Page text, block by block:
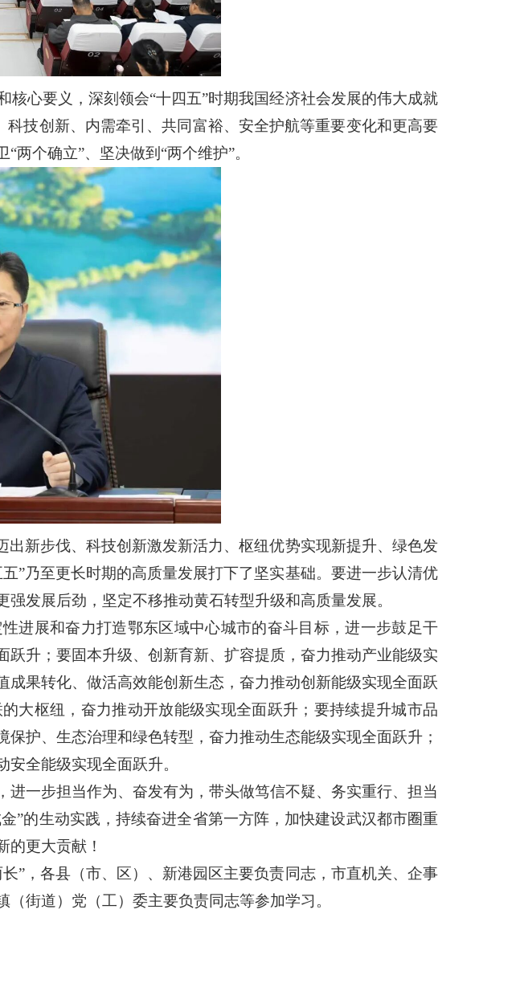
心要义，深刻领会“十四五”时期我国经济社会发展的伟大成就
技创新、内需牵引、共同富裕、安全护航等重要变化和更高要
个确立”、坚决做到“两个维护”。
新步伐、科技创新激发新活力、枢纽优势实现新提升、绿色发
”乃至更长时期的高质量发展打下了坚实基础。要进一步认清优
发展后劲，坚定不移推动黄石转型升级和高质量发展。
进展和奋力打造鄂东区域中心城市的奋斗目标，进一步鼓足干
升；要固本升级、创新育新、扩容提质，奋力推动产业能级实
果转化、做活高效能创新生态，奋力推动创新能级实现全面跃
大枢纽，奋力推动开放能级实现全面跃升；要持续提升城市品
护、生态治理和绿色转型，奋力推动生态能级实现全面跃升；
全能级实现全面跃升。
一步担当作为、奋发有为，带头做笃信不疑、务实重行、担当
”的生动实践，持续奋进全省第一方阵，加快建设武汉都市圈重
的更大贡献！
”，各县（市、区）、新港园区主要负责同志，市直机关、企事
街道）党（工）委主要负责同志等参加学习。